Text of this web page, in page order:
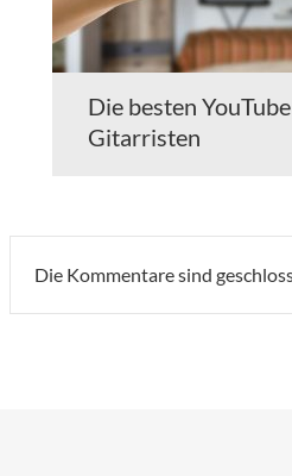
Die besten
Gitarristen
Die Kommentare sind